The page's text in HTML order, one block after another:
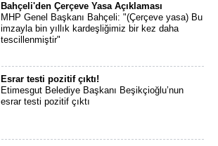
Bahçeli'den Çerçeve Yasa Açıklaması
MHP Genel Başkanı Bahçeli: "(Çerçeve yasa) Bu
imzayla bin yıllık kardeşliğimiz bir kez daha
tescillenmiştir"
Esrar testi pozitif çıktı!
Etimesgut Belediye Başkanı Beşikçioğlu’nun
esrar testi pozitif çıktı